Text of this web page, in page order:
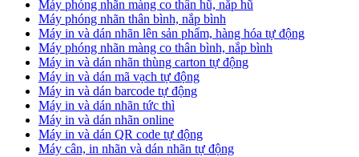
Máy phóng nhãn màng co thân hũ, nắp hũ
Máy phóng nhãn thân bình, nắp bình
Máy in và dán nhãn lên sản phẩm, hàng hóa tự động
Máy phóng nhãn màng co thân bình, nắp bình
Máy in và dán nhãn thùng carton tự động
Máy in và dán mã vạch tự động
Máy in và dán barcode tự động
Máy in và dán nhãn tức thì
Máy in và dán nhãn online
Máy in và dán QR code tự động
Máy cân, in nhãn và dán nhãn tự động